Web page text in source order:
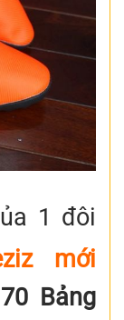
1 đôi
mới
70 Bảng